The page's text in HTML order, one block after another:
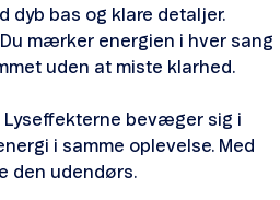
dyb bas og klare detaljer.
mærker energien i hver sang
uden at miste klarhed.
Lyseffekterne bevæger sig i
i samme oplevelse. Med
den udendørs.